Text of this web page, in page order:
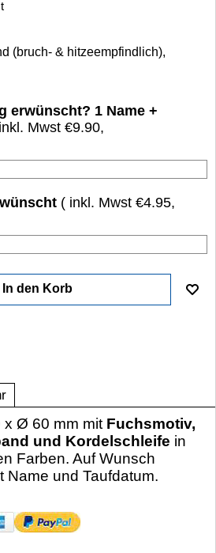
(bruch- & hitzeempfindlich),
erwünscht? 1 Name +
Mwst €9.90,
( inkl. Mwst €4.95,
In den Korb
x Ø 60 mm mit Fuchsmotiv,
und Kordelschleife in
Farben. Auf Wunsch
Name und Taufdatum.